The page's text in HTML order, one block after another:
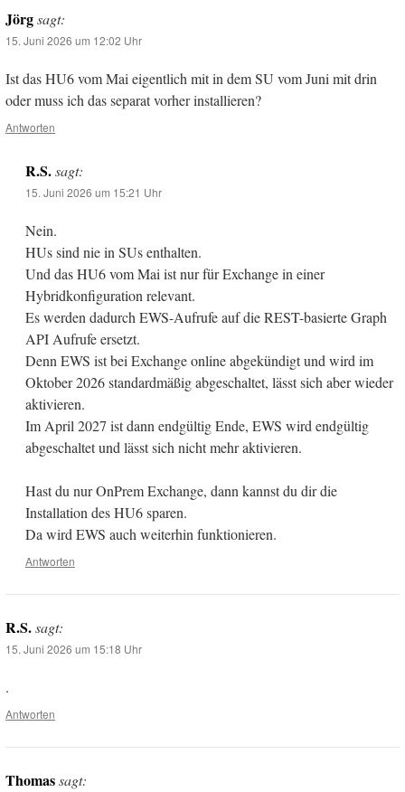
Jörgsagt:
15. Juni 2026 um 12:02 Uhr
Ist das HU6 vom Mai eigentlich mit in dem SU vom Juni mit drin
oder muss ich das separat vorher installieren?
Antworten
R.S. sagt:
15. Juni 2026 um 15:21 Uhr
Nein.
HUs sind nie in SUs enthalten.
Und das HU6 vom Mai ist nur für Exchange in einer
Hybridkonfiguration relevant.
Es werden dadurch EWS-Aufrufe auf die REST-basierte Graph
API Aufrufe ersetzt.
Denn EWS ist bei Exchange online abgekündigt und wird im
Oktober 2026 standardmäßig abgeschaltet, lässt sich aber wieder
aktivieren.
Im April 2027 ist dann endgültig Ende, EWS wird endgültig
abgeschaltet und lässt sich nicht mehr aktivieren.
Hast du nur OnPrem Exchange, dann kannst du dir die
Installation des HU6 sparen.
Da wird EWS auch weiterhin funktionieren.
Antworten
R.S.sagt:
15. Juni 2026 um 15:18 Uhr
.
Antworten
Thomassagt: